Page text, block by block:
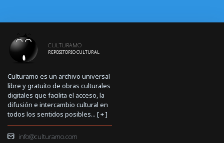
CULTURAMO
REPOSITORIO CULTURAL
Culturamo es un archivo universal
libre y gratuito de obras culturales
digitales que facilita el acceso, la
difusión e intercambio cultural en
todos los sentidos posibles... [+]
info@culturamo.com